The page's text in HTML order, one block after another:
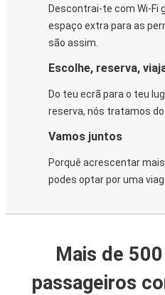
Descontrai-te com Wi-
espaço extra para as
são assim.
Escolhe, reserva,
Do teu ecrã para o teu
reserva, nós tratamos do
Vamos juntos
Porquê acrescentar
podes optar por uma
Mais de
passageiros